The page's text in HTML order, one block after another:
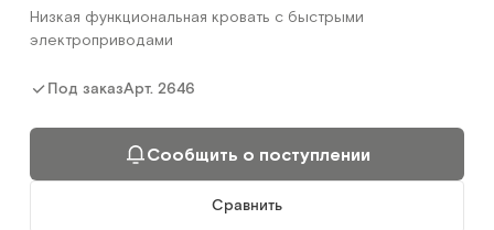
Низкая функциональная кровать с быстрыми
электроприводами
Под заказАрт. 2646
Сообщить о поступлении
Сравнить